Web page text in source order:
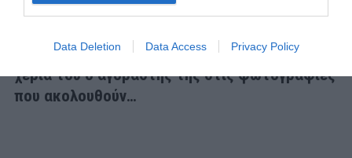
Data Deletion Data Access Privacy Policy
Δείτε τη βίλα όπως ακριβώς θα την πάρει στα
χέρια του ο αγοραστής της στις φωτογραφίες
που ακολουθούν…